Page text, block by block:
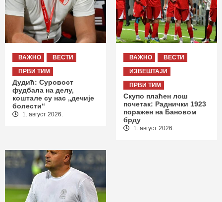
ВАЖНО
ВЕСТИ
ПРВИ ТИМ
Дудић: Суровост
фудбала на делу,
коштале су нас „дечије
болести“
1. август 2026.
ВАЖНО
ВЕСТИ
ИЗВЕШТАЈИ
ПРВИ ТИМ
Скупо плаћен лош
почетак: Раднички 1923
поражен на Бановом
брду
1. август 2026.